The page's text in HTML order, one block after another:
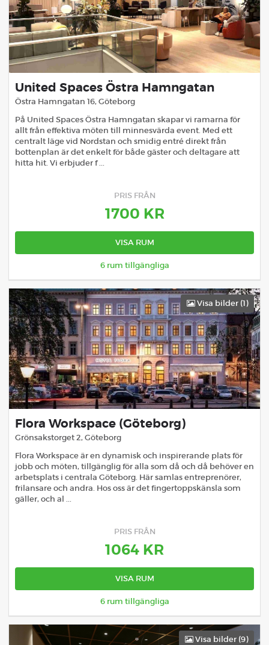
United Spaces Östra Hamngatan
Östra Hamngatan 16, Göteborg
På United Spaces Östra Hamngatan skapar vi ramarna för
allt från effektiva möten till minnesvärda event. Med ett
centralt läge vid Nordstan och smidig entré direkt från
bottenplan är det enkelt för både gäster och deltagare att
hitta hit. Vi erbjuder f ...
PRIS FRÅN
1700 KR
VISA RUM
6 rum tillgängliga
Visa bilder (1)
Flora Workspace (Göteborg)
Grönsakstorget 2, Göteborg
Flora Workspace är en dynamisk och inspirerande plats för
jobb och möten, tillgänglig för alla som då och då behöver en
arbetsplats i centrala Göteborg. Här samlas entreprenörer,
frilansare och andra. Hos oss är det fingertoppskänsla som
gäller, och al ...
PRIS FRÅN
1064 KR
VISA RUM
6 rum tillgängliga
Visa bilder (9)